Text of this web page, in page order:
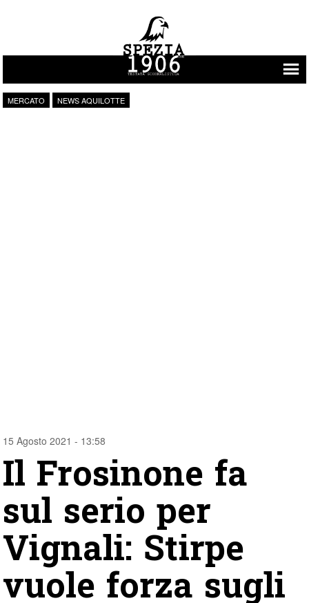
Vai al contenuto
MERCATO NEWS AQUILOTTE
15 Agosto 2021 - 13:58
Il Frosinone fa
sul serio per
Vignali: Stirpe
vuole forza sugli